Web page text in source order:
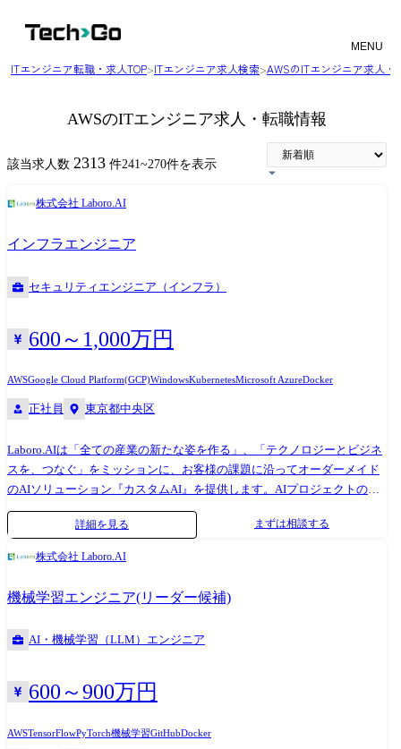
MENU
ITエンジニア転職・求人TOP>ITエンジニア求人検索>AWSのITエンジニア求人・
AWSのITエンジニア求人・転職情報
該当求人数 2313 件241~270件を表示
株式会社 Laboro.AI
インフラエンジニア
セキュリティエンジニア（インフラ）
600～1,000万円
AWSGoogle Cloud Platform(GCP)WindowsKubernetesMicrosoft AzureDocker
正社員 東京都中央区
Laboro.AIは「全ての産業の新たな姿を作る」、「テクノロジーとビジネ
スを、つなぐ」をミッションに、お客様の課題に沿ってオーダーメイド
のAIソリューション『カスタムAI』を提供します。AIプロジェクトの成
功には、安定したネットワーク環境と計算機インフラが不可欠です。そ
こで、社内ネットワークの構築管理、セキュリティポリシーの運用、オ
私たちと共に次世代のイノベーションを推進する志を持った方をお待ち
しています。 【本ポジションについて】 エンジニア部門の拡大に伴い、
AIやシステム開発に必要なインフラの管理を専任で行っていただけるイ
ンフラエンジニアを募集します。弊社の機械学習エンジニアやシステム
GCP・Azureなどのクラウドリソースの管理、セキュリティ対策、情報資
産管理体制の整備を推進していただきます。 ※クラウドインフラはAWS
詳細を見る まずは相談する
株式会社 Laboro.AI
機械学習エンジニア(リーダー候補)
AI・機械学習（LLM）エンジニア
600～900万円
AWSTensorFlowPyTorch機械学習GitHubDocker